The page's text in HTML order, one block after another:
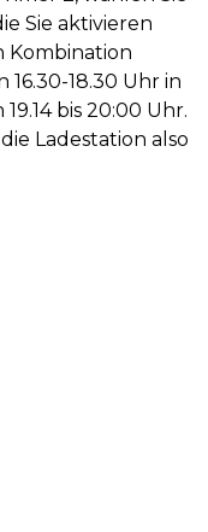
Sie aktivieren
Kombination
18.30 Uhr in
bis 20:00 Uhr.
Ladestation also